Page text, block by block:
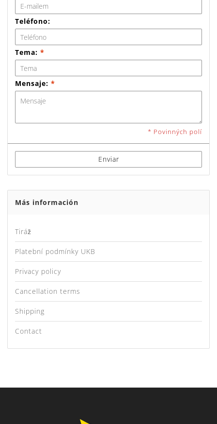
Teléfono:
Tema: *
Mensaje: *
* Povinných polí
Enviar
Más información
Tiráž
Platební podmínky UKB
Privacy policy
Cancellation terms
Shipping
Contact